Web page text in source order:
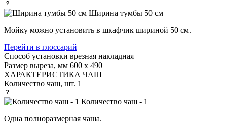
Ширина тумбы 50 см
Мойку можно установить в шкафчик шириной 50 см.
Перейти в глоссарий
Способ установки врезная накладная
Размер выреза, мм 600 х 490
ХАРАКТЕРИСТИКА ЧАШ
Количество чаш, шт. 1
Количество чаш - 1
Одна полноразмерная чаша.